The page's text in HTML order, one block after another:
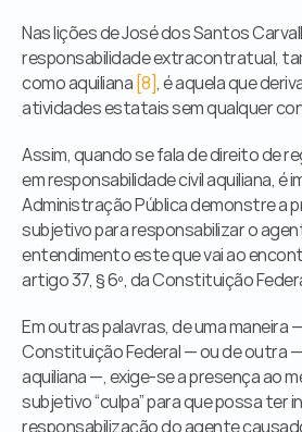
Nas lições de José dos Santos
responsabilidade extracontratual,
como aquiliana [8], é aquela que
atividades estatais sem qualquer
Assim, quando se fala de direito de
em responsabilidade civil aquiliana, é
Administração Pública demonstre a
subjetivo para responsabilizar o
entendimento este que vai ao
artigo 37, § 6º, da Constituição
Em outras palavras, de uma maneira
Constituição Federal — ou de outra
aquiliana —, exige-se a presença ao
subjetivo “culpa” para que possa ter
responsabilização do agente